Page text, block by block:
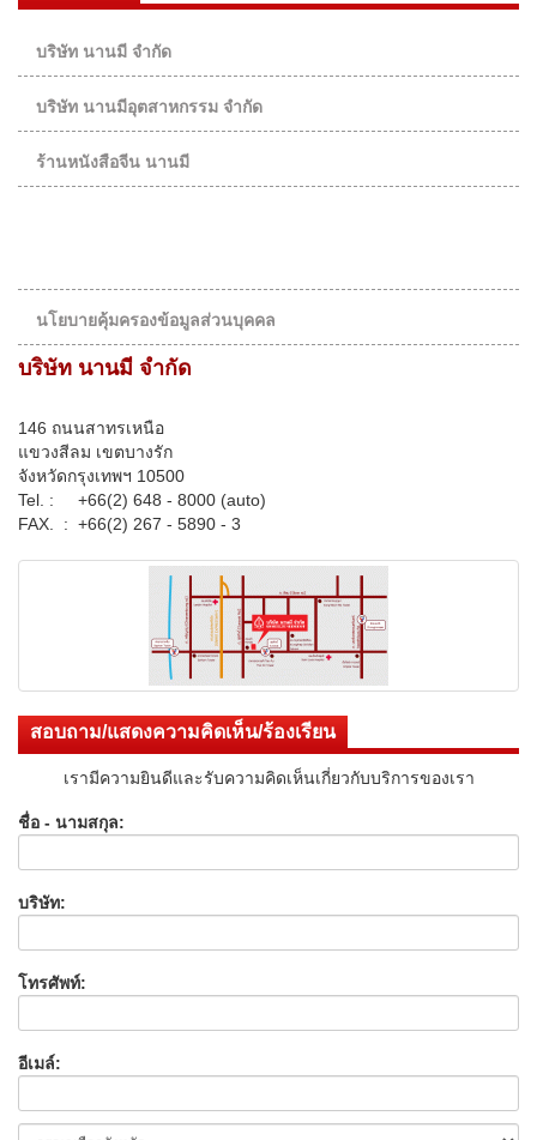
บริษัท นานมี จำกัด
บริษัท นานมีอุตสาหกรรม จำกัด
ร้านหนังสือจีน นานมี
นโยบายคุ้มครองข้อมูลส่วนบุคคล
บริษัท นานมี จำกัด
146 ถนนสาทรเหนือ
แขวงสีลม เขตบางรัก
จังหวัดกรุงเทพฯ 10500
Tel. :
+66(2) 648 - 8000 (auto)
FAX. : +66(2) 267 - 5890 - 3
สอบถาม/แสดงความคิดเห็น/ร้องเรียน
เรามีความยินดีและรับความคิดเห็นเกี่ยวกับบริการของเรา
ชื่อ - นามสกุล:
บริษัท:
โทรศัพท์:
อีเมล์: